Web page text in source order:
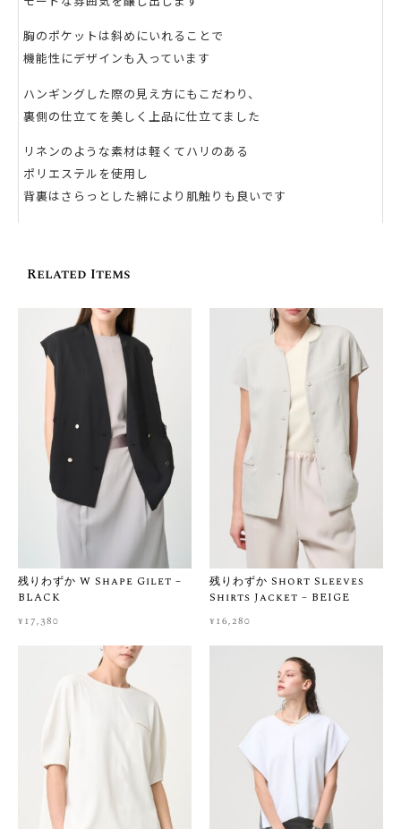
胸のポケットは斜めにいれることで
機能性にデザインも入っています
ハンギングした際の見え方にもこだわり、
裏側の仕立てを美しく上品に仕立てました
リネンのような素材は軽くてハリのある
ポリエステルを使用し
背裏はさらっとした綿により肌触りも良いです
‐前後胸下にタックをいれて、ウエスト周りをスッキリと
– 肩まわりのカットはインナーが見えづらいサイズ感に
［ MATERIAL ］
‐ハリがあり軽やか
‐しわになりづらい
［ OTHER ］
– 洗濯：洗濯機洗い可
– 透け感：なし
– 伸縮性：あり
［ 送料・お届けについて ］
本州・四国・九州：¥500 / 北海道・沖縄：¥800
※ ¥30,000以上のご購入で送料無料
ご注文から1〜2営業日以内に発送いたします（土日祝・イベン
ト期間を除く）
［ サイズ・生地感に悩まれたら ］
ネットでのお買い物は「サイズが合うか不安」「実際の生地感
を知りたい」ということも多いかと思います。
お客様に心から納得してお買い物をお楽しみいただけるよう、
ご購入前のサイズ選びや生地感のご相談を大切にしています。
少しでも迷われましたら、ご購入前に画面右下の公式LINEもし
くはCONTACTからお気軽にご相談くださいませ。スタッフが着
用感などを丁寧にご案内いたします。
Related Items
残りわずか W Shape Gilet –
BLACK
¥17,380
残りわずか Short Sleeves
Shirts Jacket – BEIGE
¥16,280